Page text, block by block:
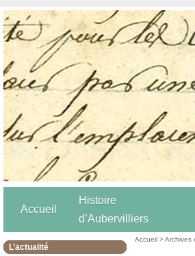
Accueil
Histoire
d’Aubervilliers
L’actualité
Accueil >Archives